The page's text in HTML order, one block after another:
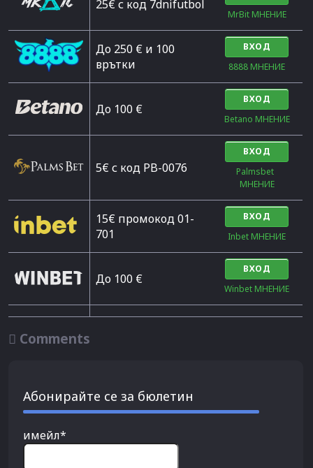
25€ с код 7dnifutbol
MrBit МНЕНИЕ
До 250 € и 100
врътки
ВХОД
8888 МНЕНИЕ
Дo 100 €
ВХОД
Betano МНЕНИЕ
5€ с код PB-0076
ВХОД
Palmsbet
МНЕНИЕ
15€ промокод 01-
701
ВХОД
Inbet МНЕНИЕ
До 100 €
ВХОД
Winbet МНЕНИЕ
 Comments
Абонирайте се за бюлетин
имейл*